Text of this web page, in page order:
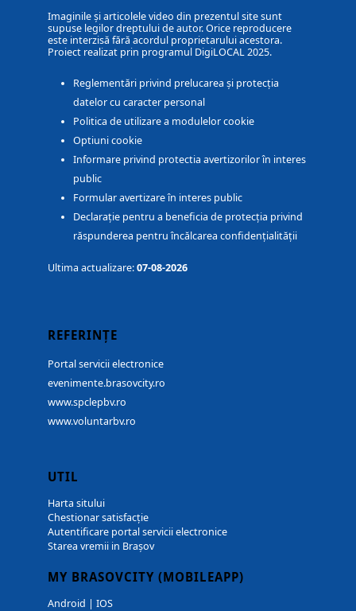
Imaginile și articolele video din prezentul site sunt
supuse legilor dreptului de autor. Orice reproducere
este interzisă fără acordul proprietarului acestora.
Proiect realizat prin programul DigiLOCAL 2025.
Reglementări privind prelucarea și protecția
datelor cu caracter personal
Politica de utilizare a modulelor cookie
Optiuni cookie
Informare privind protectia avertizorilor în interes
public
Formular avertizare în interes public
Declarație pentru a beneficia de protecția privind
răspunderea pentru încălcarea confidențialității
Ultima actualizare:07-08-2026
REFERINȚE
Portal servicii electronice
evenimente.brasovcity.ro
www.spclepbv.ro
www.voluntarbv.ro
UTIL
Harta sitului
Chestionar satisfacție
Autentificare portal servicii electronice
Starea vremii in Brașov
MY BRASOVCITY (MOBILEAPP)
Android | IOS